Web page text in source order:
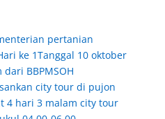
pertanian
ke 1Tanggal 10 oktober
BBPMSOH
city tour di pujon
4 hari 3 malam city tour